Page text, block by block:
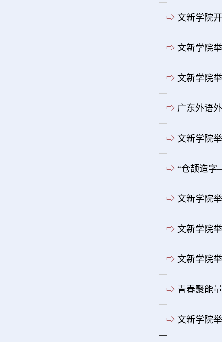
⇨ 文新学院
⇨ 文新学院
⇨ 文新学院
⇨ 广东外语
⇨ 文新学院
⇨ “仓颉造
⇨ 文新学院
⇨ 文新学院
⇨ 文新学院
⇨ 青春聚能
⇨ 文新学院